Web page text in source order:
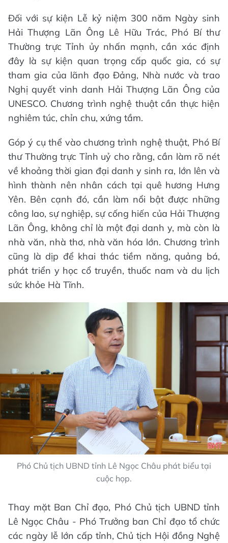
Đối với sự kiện Lễ kỷ niệm 300 năm Ngày sinh
Hải Thượng Lãn Ông Lê Hữu Trác, Phó Bí thư
Thường trực Tỉnh ủy nhấn mạnh, cần xác định
đây là sự kiện quan trọng cấp quốc gia, có sự
tham gia của lãnh đạo Đảng, Nhà nước và trao
Nghị quyết vinh danh Hải Thượng Lãn Ông của
UNESCO. Chương trình nghệ thuật cần thực hiện
nghiêm túc, chỉn chu, xứng tầm.
Góp ý cụ thể vào chương trình nghệ thuật, Phó Bí
thư Thường trực Tỉnh uỷ cho rằng, cần làm rõ nét
về khoảng thời gian đại danh y sinh ra, lớn lên và
hình thành nên nhân cách tại quê hương Hưng
Yên. Bên cạnh đó, cần làm nổi bật được những
công lao, sự nghiệp, sự cống hiến của Hải Thượng
Lãn Ông, không chỉ là một đại danh y, mà còn là
nhà văn, nhà thơ, nhà văn hóa lớn. Chương trình
cũng là dịp để khai thác tiềm năng, quảng bá,
phát triển y học cổ truyền, thuốc nam và du lịch
sức khỏe Hà Tĩnh.
Phó Chủ tịch UBND tỉnh Lê Ngọc Châu phát biểu tại
cuộc họp.
Thay mặt Ban Chỉ đạo, Phó Chủ tịch UBND tỉnh
Lê Ngọc Châu - Phó Trưởng ban Chỉ đạo tổ chức
các ngày lễ lớn cấp tỉnh, Chủ tịch Hội đồng Nghệ